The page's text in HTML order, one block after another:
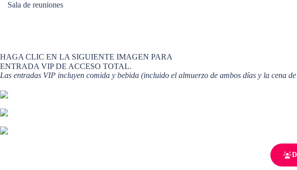
Sala de reuniones
HAGA CLIC EN LA SIGUIENTE IMAGEN PARA
ENTRADA VIP DE ACCESO TOTAL.
Las entradas VIP incluyen comida y bebida (incluido el almuerzo de ambos días y la cena